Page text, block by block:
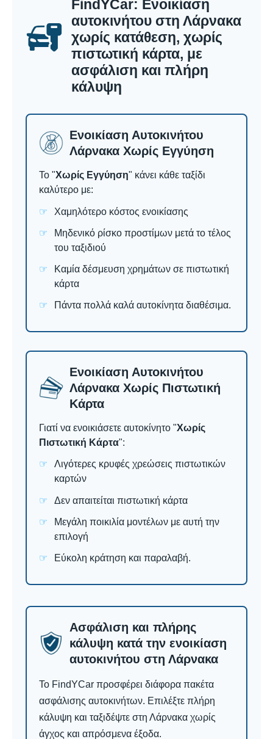
FindYCar: Ενοικίαση
αυτοκινήτου στη Λάρνακα
χωρίς κατάθεση, χωρίς
πιστωτική κάρτα, με
ασφάλιση και πλήρη
κάλυψη
Ενοικίαση Αυτοκινήτου
Λάρνακα Χωρίς Εγγύηση
Το "Χωρίς Εγγύηση" κάνει κάθε ταξίδι
καλύτερο με:
Χαμηλότερο κόστος ενοικίασης
Μηδενικό ρίσκο προστίμων μετά το τέλος
του ταξιδιού
Καμία δέσμευση χρημάτων σε πιστωτική
κάρτα
Πάντα πολλά καλά αυτοκίνητα διαθέσιμα.
Ενοικίαση Αυτοκινήτου
Λάρνακα Χωρίς Πιστωτική
Κάρτα
Γιατί να ενοικιάσετε αυτοκίνητο "Χωρίς
Πιστωτική Κάρτα":
Λιγότερες κρυφές χρεώσεις πιστωτικών
καρτών
Δεν απαιτείται πιστωτική κάρτα
Μεγάλη ποικιλία μοντέλων με αυτή την
επιλογή
Εύκολη κράτηση και παραλαβή.
Ασφάλιση και πλήρης
κάλυψη κατά την ενοικίαση
αυτοκινήτου στη Λάρνακα
Το FindYCar προσφέρει διάφορα πακέτα
ασφάλισης αυτοκινήτων. Επιλέξτε πλήρη
κάλυψη και ταξιδέψτε στη Λάρνακα χωρίς
άγχος και απρόσμενα έξοδα.